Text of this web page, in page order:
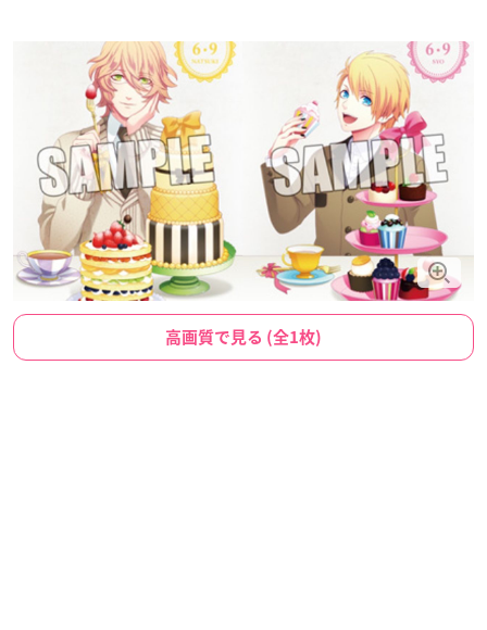
高画質で見る (全1枚)